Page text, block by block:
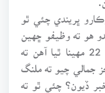
ڀريندي چئي ٿو
هو ته وظيفو ڇهين
ڇهين مهيني ملي ويندو هو. ۽ هاڻ 22 مهينا ٿيا آهن ته
جمالي چيو ته ملنگ
ڏيون؟ چئي ٿو ته